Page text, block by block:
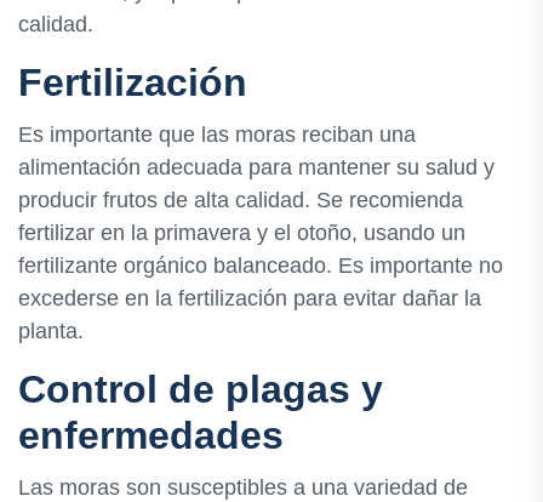
calidad.
Fertilización
Es importante que las moras reciban una
alimentación adecuada para mantener su salud y
producir frutos de alta calidad. Se recomienda
fertilizar en la primavera y el otoño, usando un
fertilizante orgánico balanceado. Es importante no
excederse en la fertilización para evitar dañar la
planta.
Control de plagas y
enfermedades
Las moras son susceptibles a una variedad de